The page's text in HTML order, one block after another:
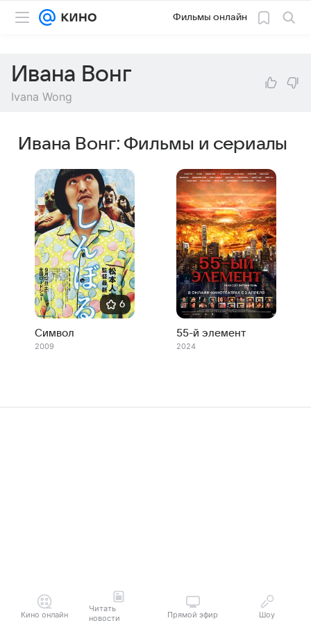
Фильмы онлайн
Ивана Вонг
Ivana Wong
Ивана Вонг: Фильмы и сериалы
6
Символ
2009
55-й элемент
2024
Кино онлайн
Читать
новости
Прямой эфир Шоу